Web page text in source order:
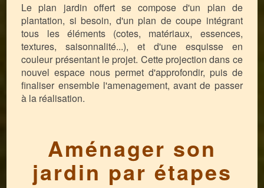
Le plan jardin offert se compose d'un plan de
plantation, si besoin, d'un plan de coupe intégrant
tous les éléments (cotes, matériaux, essences,
textures, saisonnalité...), et d'une esquisse en
couleur présentant le projet. Cette projection dans ce
nouvel espace nous permet d'approfondir, puis de
finaliser ensemble l'amenagement, avant de passer
à la réalisation.
Aménager son
jardin par étapes